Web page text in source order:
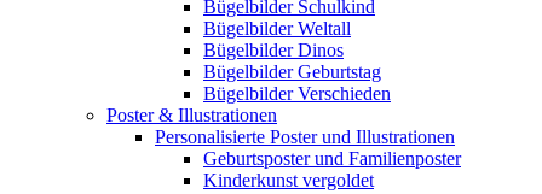
Bügelbilder Schulkind
Bügelbilder Weltall
Bügelbilder Dinos
Bügelbilder Geburtstag
Bügelbilder Verschieden
Poster & Illustrationen
Personalisierte Poster und Illustrationen
Geburtsposter und Familienposter
Kinderkunst vergoldet